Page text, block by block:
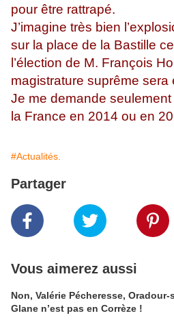
pour être rattrapé.
J’imagine très bien
sur la place de la Bastille
l’élection de M. François
magistrature suprême sera
Je me demande
la France en 2014 ou en
#Actualités.
Partager
Vous aimerez aussi
Non, Valérie Pécheresse, Oradour-
Glane n’est pas en Corrèze !